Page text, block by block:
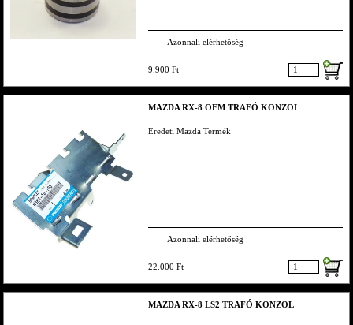
Azonnali elérhetőség
9.900 Ft
MAZDA RX-8 OEM TRAFÓ KONZOL
Eredeti Mazda Termék
Azonnali elérhetőség
22.000 Ft
MAZDA RX-8 LS2 TRAFÓ KONZOL